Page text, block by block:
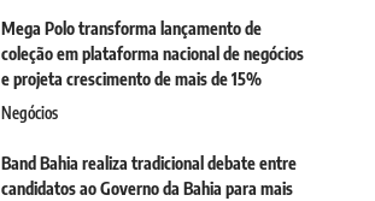
Mega Polo transforma lançamento de
coleção em plataforma nacional de negócios
e projeta crescimento de mais de 15%
Negócios
Band Bahia realiza tradicional debate entre
candidatos ao Governo da Bahia para mais